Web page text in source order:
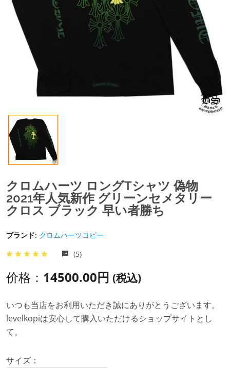
クロムハーツ ロングTシャツ 偽物
2021年人気新作 グリーンセメタリー
クロス ブラック 早い者勝ち
ブランド: クロムハーツコピー
(5)
价格： 14500.00円 (税込)
いつも当店をお利用いただき誠にありがとうございます。
levelkopiは安心して購入いただけるショップサイトとし
て。
サイズ：